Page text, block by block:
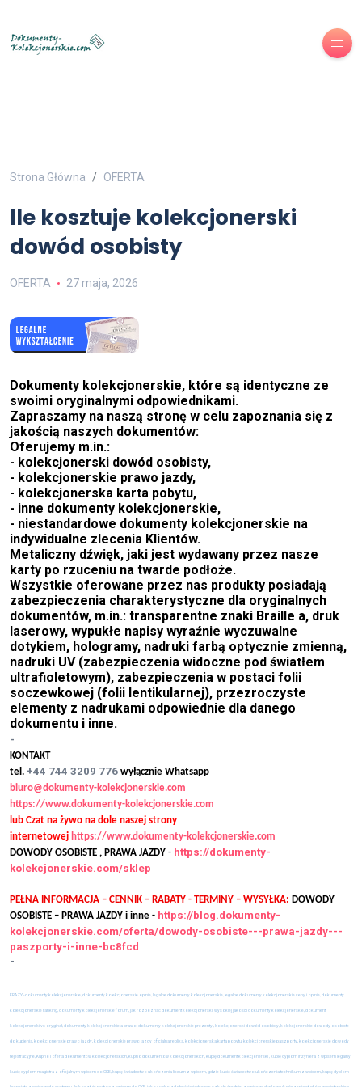
Strona Główna OFERTA
Ile kosztuje kolekcjonerski
dowód osobisty
OFERTA 27 maja, 2026
Dokumenty kolekcjonerskie, które są identyczne ze
swoimi oryginalnymi odpowiednikami.
Zapraszamy na naszą stronę w celu zapoznania się z
jakością naszych dokumentów:
Oferujemy m.in.:
- kolekcjonerski dowód osobisty,
- kolekcjonerskie prawo jazdy,
- kolekcjonerska karta pobytu,
- inne dokumenty kolekcjonerskie,
- niestandardowe dokumenty kolekcjonerskie na
indywidualne zlecenia Klientów.
Metaliczny dźwięk, jaki jest wydawany przez nasze
karty po rzuceniu na twarde podłoże.
Wszystkie oferowane przez nas produkty posiadają
zabezpieczenia charakterystyczne dla oryginalnych
dokumentów, m.in.: transparentne znaki Braille a, druk
laserowy, wypukłe napisy wyraźnie wyczuwalne
dotykiem, hologramy, nadruki farbą optycznie zmienną,
nadruki UV (zabezpieczenia widoczne pod światłem
ultrafioletowym), zabezpieczenia w postaci folii
soczewkowej (folii lentikularnej), przezroczyste
elementy z nadrukami odpowiednie dla danego
dokumentu i inne.
-
KONTAKT
tel. +44 744 3209 776 wyłącznie Whatsapp
biuro@dokumenty-kolekcjonerskie.com
https://www.dokumenty-kolekcjonerskie.com
lub Czat na żywo na dole naszej strony
internetowej https://www.dokumenty-kolekcjonerskie.com
DOWODY OSOBISTE , PRAWA JAZDY - https://dokumenty-
kolekcjonerskie.com/sklep
PEŁNA INFORMACJA – CENNIK – RABATY - TERMINY – WYSYŁKA: DOWODY
OSOBISTE – PRAWA JAZDY i inne - https://blog.dokumenty-
kolekcjonerskie.com/oferta/dowody-osobiste---prawa-jazdy---
paszporty-i-inne-bc8fcd
-
FRAZY - dokumenty kolekcjonerskie, dokumenty kolekcjonerskie opinie, legalne dokumenty kolekcjonerskie, legalne dokumenty kolekcjonerskie ceny i opinie, dokumenty
kolekcjonerskie ranking, dokumenty kolekcjonerskie forum, jak rozpoznać dokument kolekcjonerski, wysokiej jakości dokumenty kolekcjonerskie, dokument
kolekcjonerski vs oryginał, dokumenty kolekcjonerskie a prawo, dokumenty kolekcjonerskie prezenty , kolekcjonerski dowód osobisty, kolekcjonerskie dowody osobiste
do kupienia, kolekcjonerskie prawo jazdy, kolekcjonerskie prawo jazdy oficjalna replika, kolekcjonerska karta pobytu, kolekcjonerskie paszporty, kolekcjonerskie dowody
rejestracyjne, Kupno i oferta dokumentów kolekcjonerskich, kupno dokumentów kolekcjonerskich, kupię dokument kolekcjonerski , kupię dyplom inżyniera z wpisem legalny,
kupię dyplom magistra z oficjalnym wpisem do CKE, kupię świadectwo ukończenia liceum z wpisem, gdzie kupić świadectwo ukończenia technikum z wpisem, kupię dyplom